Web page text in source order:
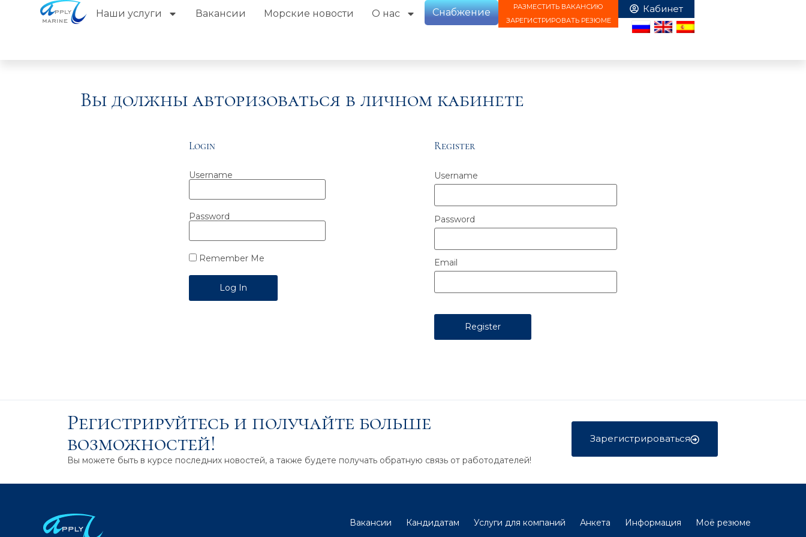
Наши услуги Вакансии Морские новости О нас Снабжение
РАЗМЕСТИТЬ ВАКАНСИЮ
ЗАРЕГИСТРИРОВАТЬ РЕЗЮМЕ
Вы должны авторизоваться в личном кабинете
Login
Username
Password
Remember Me
Register
Username
Password
Email
Регистрируйтесь и получайте больше
возможностей!
Вы можете быть в курсе последних новостей, а также будете получать обратную связь от работодателей!
Зарегистрироваться
Вакансии Кандидатам Услуги для компаний Анкета Информация
Моё резюме